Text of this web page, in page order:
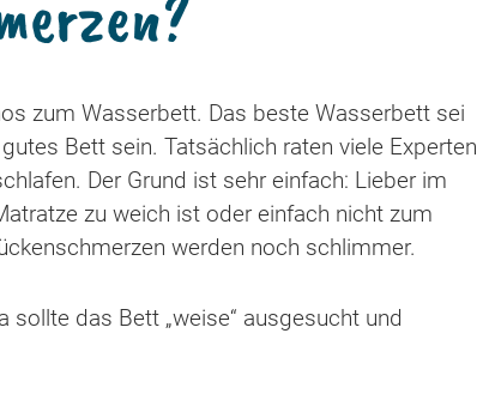
zum Wasserbett. Das beste Wasserbett sei
Bett sein. Tatsächlich raten viele Experten
Der Grund ist sehr einfach: Lieber im
zu weich ist oder einfach nicht zum
werden noch schlimmer.
das Bett „weise“ ausgesucht und